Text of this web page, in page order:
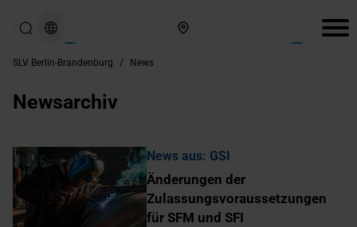
SLV Berlin-Brandenburg / News
Newsarchiv
News aus: GSI
Änderungen der
Zulassungsvoraussetzungen
für SFM und SFI